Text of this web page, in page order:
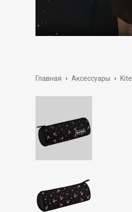
Главная › Аксессуары › Kite